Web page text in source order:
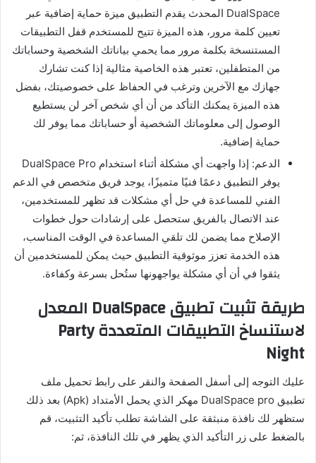
DualSpace المحدث يقدم التطبيق ميزة حماية إضافية عبر
تعيين كلمة مرور، هذه الميزة تتيح للمستخدم قفل التطبيقات
المستنسخة بكلمة مرور مما يحمي بياناتك الشخصية وحساباتك
من المتطفلين، تعتبر هذه الخاصية مثالية إذا كنت تشارك
جهازك مع الآخرين وترغب في الحفاظ على خصوصيتك، بفضل
هذه الميزة يمكنك التأكد من أن أي شخص آخر لن يستطيع
الوصول إلى معلوماتك الشخصية أو حساباتك مما يوفر لك
حماية إضافية.
الدعم: إذا واجهت أي مشكلة أثناء استخدام DualSpace Pro
يوفر التطبيق دعمًا فنيًا متميزًا، يوجد فريق متخصص في الدعم
الفني للمساعدة في حل أي مشكلات قد تظهر للمستخدمين،
عند الاتصال بالفريق ستحصل على إرشادات حول خطوات
الإصلاح مما يضمن لك تلقي المساعدة في الوقت المناسب،
هذه الخدمة تعزز موثوقية التطبيق حيث يمكن للمستخدمين أن
يثقوا في أن أي مشكلة يواجهونها ستُحل بسرعة وكفاءة.
طريقة تثبيت تطبيق DualSpace المعدل
لاستنساخ التطبيقات المتعددة Party
Night
عليك التوجه إلى أسفل الصفحة والنقر على رابط تحميل ملف
تطبيق DualSpace pro مهكر الذي يحمل الأمتداد (Apk) بعد ذلك
ستظهر لك نافذة منبثقة على الشاشة تطلب تأكيد التثبيت، قم
بالضغط على زر التأكيد الذي يظهر في تلك النافذة، ثم: